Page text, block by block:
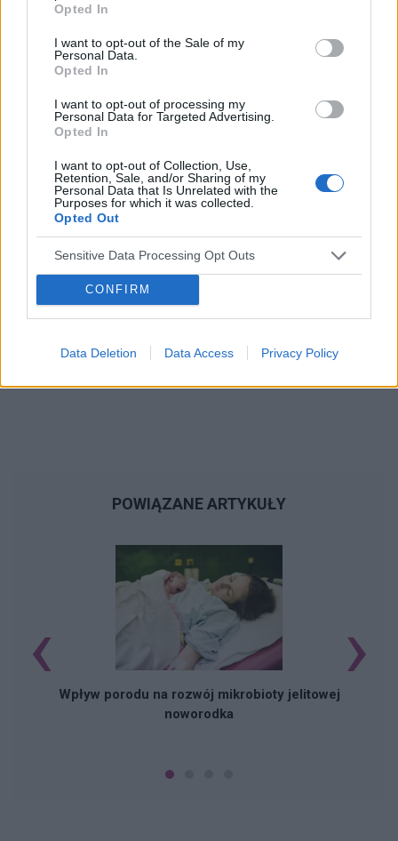
Opted In
I want to opt-out of the Sale of my
Personal Data.
Opted In
I want to opt-out of processing my
Personal Data for Targeted Advertising.
Opted In
I want to opt-out of Collection, Use,
Retention, Sale, and/or Sharing of my
Personal Data that Is Unrelated with the
Purposes for which it was collected.
Opted Out
Sensitive Data Processing Opt Outs
CONFIRM
Data Deletion Data Access Privacy Policy
Wczoraj, czyli 3 stycznia ok 1:00 w nocy
spermy prawdopodobnie nastąpił w środku
pochwy ( po pójściu do toalety odkryłam, że
spermy) Dziś, 4 stycznia ok godziny 13 ( mniej
więcej 12 godzin po stosunku) przyjęłam
na zajście w ciążę i czy one wgl istnieją Jestem
przerażona sytuacja, pierwszy raz pękła nam
gumka, pierwszy raz partner spuścił się
wewnątrz mnie I pierwszy raz brałam taką
aplikacji w telefonie mógł zawieść i na przykład
dzień owulacji nastąpił nie 29 grudnia tylko o
wiele później, na przykład 2/3/4 stycznia Proszę
o szczerą poradę i pomoc, bo odchodzę od
zmysłów i bardzo się stresuję
POWIĄZANE
Tematy ciąża
dziecko zapłodnienie antykoncepcja
POWIĄZANE ARTYKUŁY
Wpływ porodu na rozwój mikrobioty jelitowej
noworodka
‹ ›